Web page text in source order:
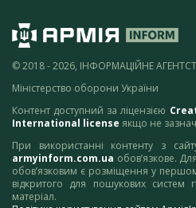
© 2018 - 2026, ІНФОРМАЦІЙНЕ
Міністерство оборони України
Контент доступний за ліцензією
International license якщо не
При використанні контенту з
armyinform.com.ua обов’язкове.
обов’язковим є розміщення у
відкритого для пошукових систем
матеріал.